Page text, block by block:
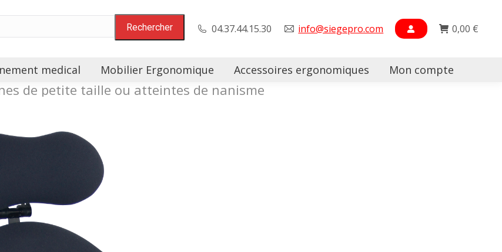
04.37.44.15.30 info@siegepro.com 0,00 €
medical Mobilier Ergonomique Accessoires ergonomiques Mon compte
de petite taille ou atteintes de nanisme